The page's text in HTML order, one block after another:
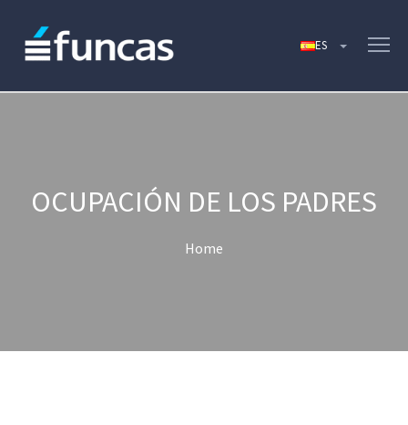
OCUPACIÓN DE LOS PADRES
Home